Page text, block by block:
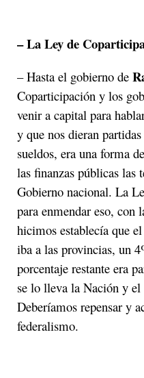
– La Ley de
– Hasta el gobierno de
Coparticipación y los
venir a capital para
y que nos dieran
sueldos, era una forma
las finanzas públicas las
Gobierno nacional. La
para enmendar eso, con
hicimos establecía que
iba a las provincias, un
porcentaje restante era
se lo lleva la Nación y
Deberíamos repensar y
federalismo.